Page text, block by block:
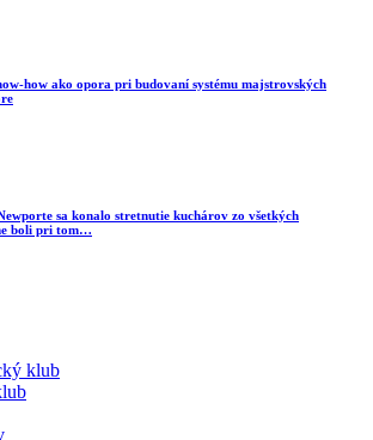
how ako opora pri budovaní systému majstrovských
sa konalo stretnutie kuchárov zo všetkých
boli pri tom…
klub